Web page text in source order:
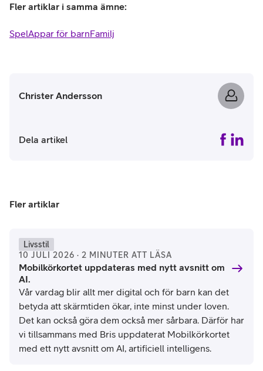
Fler artiklar i samma ämne:
SpelAppar för barnFamilj
Christer Andersson
Dela artikel
Fler artiklar
Livsstil
10 JULI 2026 · 2 MINUTER ATT LÄSA
Mobilkörkortet uppdateras med nytt avsnitt om
AI.
Vår vardag blir allt mer digital och för barn kan det
betyda att skärmtiden ökar, inte minst under loven.
Det kan också göra dem också mer sårbara. Därför har
vi tillsammans med Bris uppdaterat Mobilkörkortet
med ett nytt avsnitt om AI, artificiell intelligens.